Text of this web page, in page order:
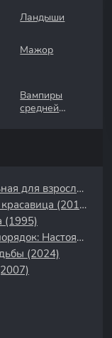
Ландыши
Мажор
Вампиры
средней
Контрольная для взрослых (2024)
Пекарь и красавица (2018)
(1995)
Закон и порядок: Настоящее преступление (2017)
(2024)